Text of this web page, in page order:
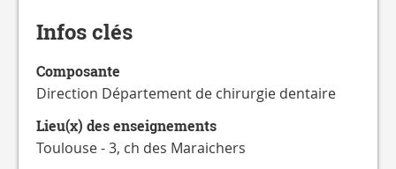
Infos clés
Composante
Direction Département de chirurgie dentaire
Lieu(x) des enseignements
Toulouse - 3, ch des Maraichers